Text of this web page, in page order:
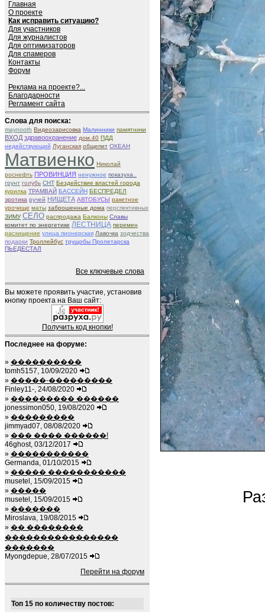
Главная
О проекте
Как исправить ситуацию?
Для участников
Для журналистов
Для оптимизаторов
Для спамеров
Контакты
Форум
Реклама на проекте?...
Благодарности
Регламент сайта
Слова для поиска:
maynooth Видеозарисовка Малинники памятники
ВХОД здравоохранение дом.40 ПДД
недействующий Луганская общепит ОКЕАН
Матвиенко Николай
роснефть ПРОВИНЦИЯ ненужное показуха..
грунт голубь СНТ Бездействие властей города
курилка ТРАМВАЙ БАССЕЙН БЕСПРЕДЕЛ
эротика ручей НИЩЕТА АВТОБУСЫ ракетное
урочище маты заброшенные дома перспективных
ЗИМУ СЕЛО распродажа Балконы Славы
комитет по энергетике ЛЕСТНИЦА перемен
расхищение улица пионерская Лавочка зодчества
подарки Троллейбус трущобы Пролетарска
ПЬЕДЕСТАЛ
Все ключевые слова
Вы можете проявить участие, установив
кнопку проекта на Ваш сайт:
Получить код кнопки!
Последнее на форуме:
» ����������
tomh5157, 10/09/2020
» �����-���������
Finley11-, 24/08/2020
» ��������� ������
jonessimon050, 19/08/2020
» ���������
jimmyad07, 08/08/2020
» ��� ���� ������!
46ghost, 03/12/2017
» �����������
Germanda, 01/10/2015
» ����� �����������
musetel, 15/09/2015
» �����
musetel, 15/09/2015
» �������
Miroslava, 19/08/2015
» �� ��������
����������������
�������
Myongdepue, 28/07/2015
Перейти на форум
Топ 15 по количеству постов: